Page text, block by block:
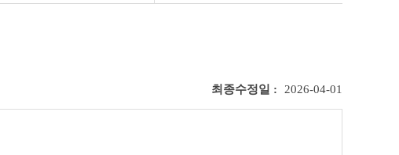
최종수정일 : 2026-04-01